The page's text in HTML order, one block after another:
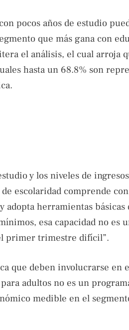
pocos años de estudio
que más gana con
el análisis, el cual arroja
hasta un 68.8% son
y los niveles de
escolaridad comprende
herramientas
esa capacidad no es
primer trimestre difícil”.
que deben involucrarse en
adultos no es un
medible en el